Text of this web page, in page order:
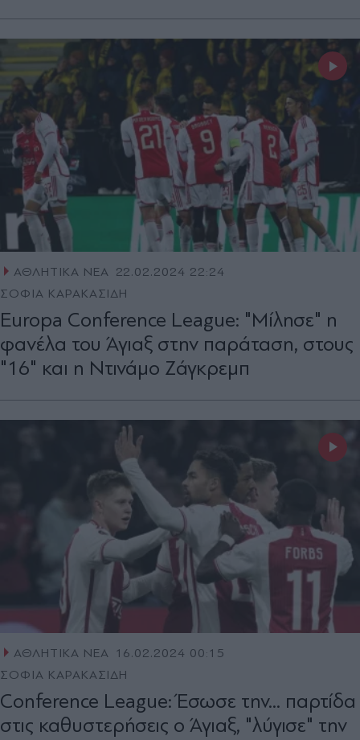
ΑΘΛΗΤΙΚΑ ΝΕΑ 22.02.2024 22:24
ΣΟΦΙΑ ΚΑΡΑΚΑΣΙΔΗ
Εuropa Conference League: "Μίλησε" η
φανέλα του Άγιαξ στην παράταση, στους
"16" και η Ντινάμο Ζάγκρεμπ
ΑΘΛΗΤΙΚΑ ΝΕΑ 16.02.2024 00:15
ΣΟΦΙΑ ΚΑΡΑΚΑΣΙΔΗ
Conference League: Έσωσε την... παρτίδα
στις καθυστερήσεις ο Άγιαξ, "λύγισε" την